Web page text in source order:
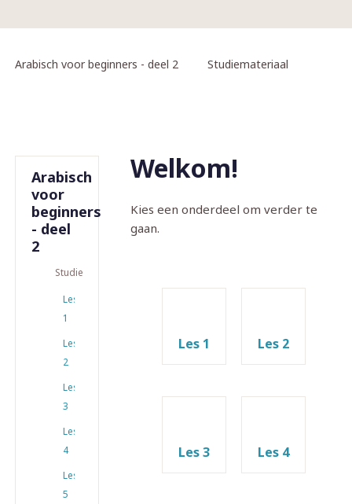
Arabisch voor beginners - deel 2 Studiemateriaal
Arabisch
voor
beginners
- deel
2
Studiemateriaal
Les
1
Les
2
Les
3
Les
4
Les
5
Welkom!
Kies een onderdeel om verder te
gaan.
Les 1 Les 2
Les 3 Les 4